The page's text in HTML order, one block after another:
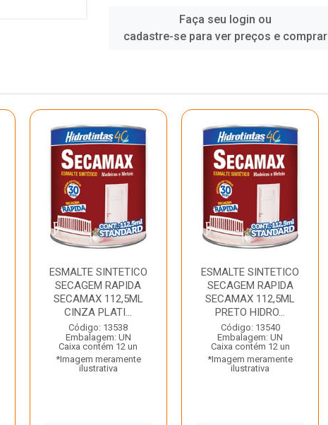
Faça seu login ou
cadastre-se para ver preços e comprar
ESMALTE SINTETICO
SECAGEM RAPIDA
SECAMAX 112,5ML
CINZA PLATI...
Código: 13538
Embalagem: UN
Caixa contém 12 un
*Imagem meramente
ilustrativa
ESMALTE SINTETICO
SECAGEM RAPIDA
SECAMAX 112,5ML
PRETO HIDRO...
Código: 13540
Embalagem: UN
Caixa contém 12 un
*Imagem meramente
ilustrativa